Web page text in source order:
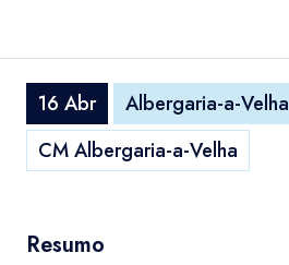
16 Abr
Albergaria-a-Velha
CM Albergaria-a-Velha
Resumo